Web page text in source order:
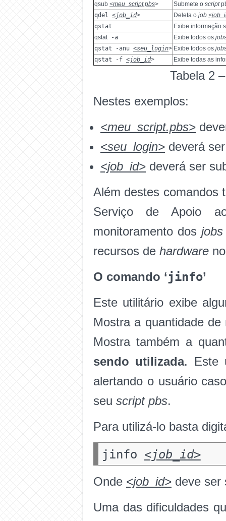
qsub <meu_script.pbs> Submete o script
qdel <job_id> Deleta o job
qstat
Exibe informação
qstat-a Exibe todos os
qstat -anu <seu_login> Exibe todos os
qstat -f <job_id> Exibe todas as
Tabela 2
Nestes exemplos:
<meu_script.pbs>
<seu_login> deverá
<job_id> deverá ser
Além destes comandos
Serviço de Apoio
monitoramento dos jobs
recursos de hardware
O comando ‘jinfo’
Este utilitário exibe
Mostra a quantidade
Mostra também a
sendo utilizada. Este
alertando o usuário
seu script pbs.
Para utilizá-lo basta
jinfo <job_id>
Onde <job_id> deve ser
Uma das dificuldades